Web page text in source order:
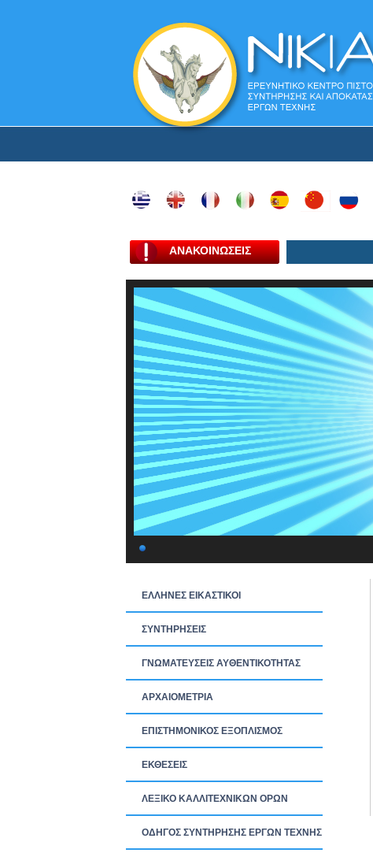
ΑΝΑΚΟΙΝΩΣΕΙΣ
ΕΛΛΗΝΕΣ ΕΙΚΑΣΤΙΚΟΙ
ΣΥΝΤΗΡΗΣΕΙΣ
ΓΝΩΜΑΤΕΥΣΕΙΣ ΑΥΘΕΝΤΙΚΟΤΗΤΑΣ
ΑΡΧΑΙΟΜΕΤΡΙΑ
ΕΠΙΣΤΗΜΟΝΙΚΟΣ ΕΞΟΠΛΙΣΜΟΣ
ΕΚΘΕΣΕΙΣ
ΛΕΞΙΚΟ ΚΑΛΛΙΤΕΧΝΙΚΩΝ ΟΡΩΝ
ΟΔΗΓΟΣ ΣΥΝΤΗΡΗΣΗΣ ΕΡΓΩΝ ΤΕΧΝΗΣ